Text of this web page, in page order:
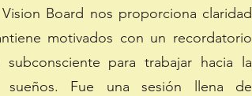
Board nos proporciona claridad
motivados con un recordatorio
para trabajar hacia la
sueños. Fue una sesión llena de